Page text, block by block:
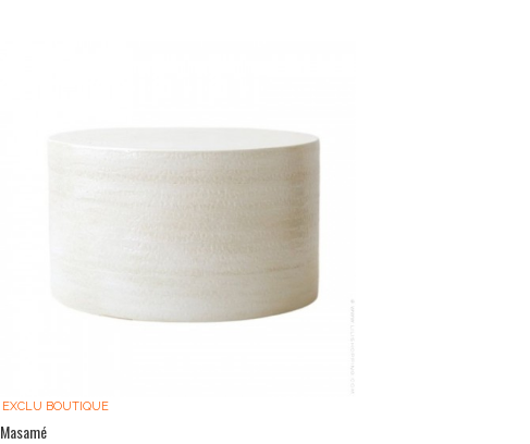
EXCLU BOUTIQUE
Masamé